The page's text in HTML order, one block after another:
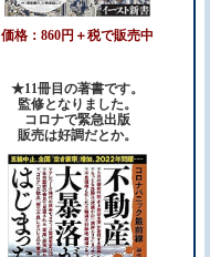
価格：860円＋税で販売中
★11冊目の著書です。
監修となりました。
コロナで緊急出版
販売は好調だとか。